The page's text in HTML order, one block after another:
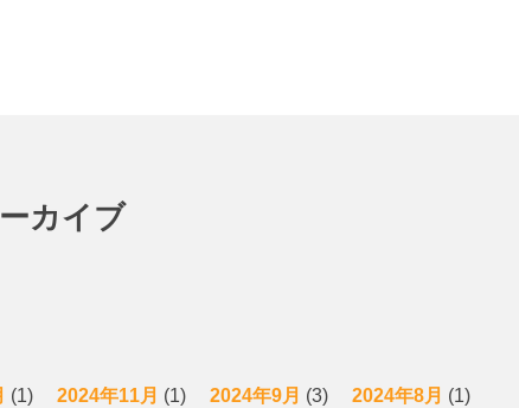
カイブ
(1) 2024年11月 (1) 2024年9月 (3) 2024年8月 (1)